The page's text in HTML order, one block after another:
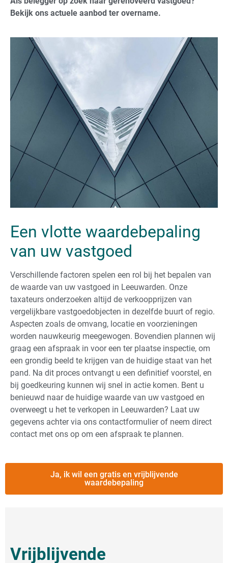
Bekijk ons actuele aanbod ter overname.
Een vlotte waardebepaling
van uw vastgoed
Verschillende factoren spelen een rol bij het bepalen van
de waarde van uw vastgoed in Leeuwarden. Onze
taxateurs onderzoeken altijd de verkoopprijzen van
vergelijkbare vastgoedobjecten in dezelfde buurt of regio.
Aspecten zoals de omvang, locatie en voorzieningen
worden nauwkeurig meegewogen. Bovendien plannen wij
graag een afspraak in voor een ter plaatse inspectie, om
een grondig beeld te krijgen van de huidige staat van het
pand. Na dit proces ontvangt u een definitief voorstel, en
bij goedkeuring kunnen wij snel in actie komen. Bent u
benieuwd naar de huidige waarde van uw vastgoed en
overweegt u het te verkopen in Leeuwarden? Laat uw
gegevens achter via ons contactformulier of neem direct
contact met ons op om een afspraak te plannen.
Ja, ik wil een gratis en vrijblijvende
waardebepaling
Vrijblijvende